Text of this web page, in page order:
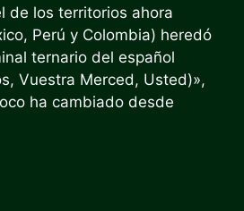
de los territorios ahora
Perú y Colombia) heredó
ternario del español
Vuestra Merced, Usted)»,
ha cambiado desde